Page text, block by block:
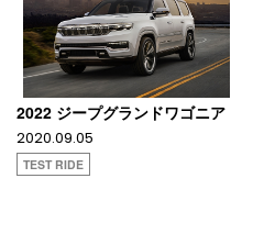
2022 ジープグランドワゴニア
2020.09.05
TEST RIDE